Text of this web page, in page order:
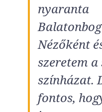
nyaranta
Nézőként
szeretem
színházat.
fontos,